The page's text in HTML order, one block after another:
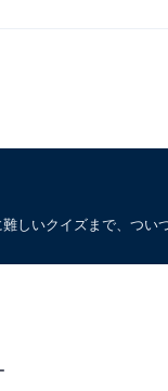
しいクイズまで、つい